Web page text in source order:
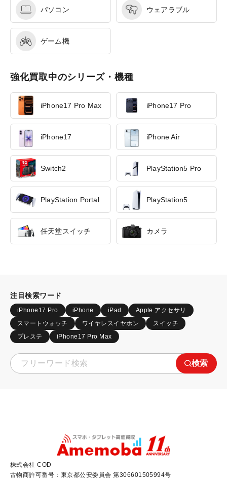
パソコン ウェアラブル
ゲーム機
強化買取中のシリーズ・機種
iPhone17 Pro Max iPhone17 Pro
iPhone17 iPhone Air
Switch2 PlayStation5 Pro
PlayStation Portal PlayStation5
任天堂スイッチ カメラ
注目検索ワード
iPhone17 Pro iPhone iPad
Apple アクセサリ
スマートウォッチ
ワイヤレスイヤホン
スイッチ
プレステ
iPhone17 Pro Max
検索
株式会社 COD
古物商許可番号：東京都公安委員会 第306601505994号